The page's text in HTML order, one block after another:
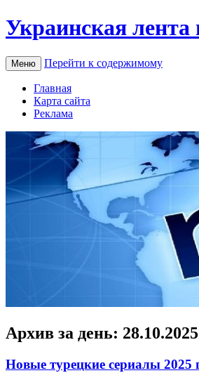
Украинская лента
Меню Перейти к содержимому
Главная
Карта сайта
Реклама
Архив за день: 28.10.2025
Новые турецкие сериалы 2025